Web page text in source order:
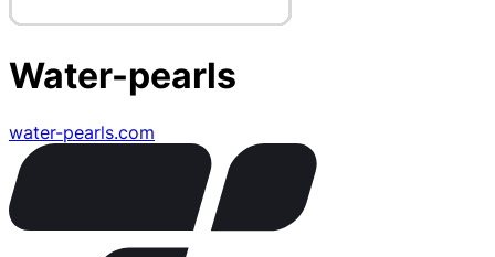
Water-pearls
water-pearls.com